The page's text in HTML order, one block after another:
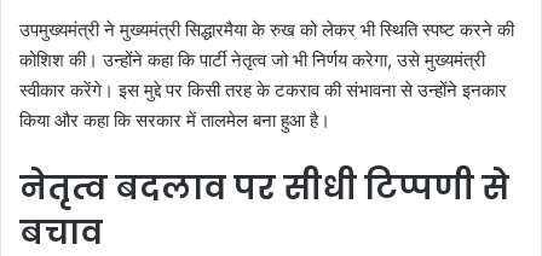
उपमुख्यमंत्री ने मुख्यमंत्री सिद्धारमैया के रुख को लेकर भी स्थिति स्पष्ट करने की
कोशिश की। उन्होंने कहा कि पार्टी नेतृत्व जो भी निर्णय करेगा, उसे मुख्यमंत्री
स्वीकार करेंगे। इस मुद्दे पर किसी तरह के टकराव की संभावना से उन्होंने इनकार
किया और कहा कि सरकार में तालमेल बना हुआ है।
नेतृत्व बदलाव पर सीधी टिप्पणी से
बचाव